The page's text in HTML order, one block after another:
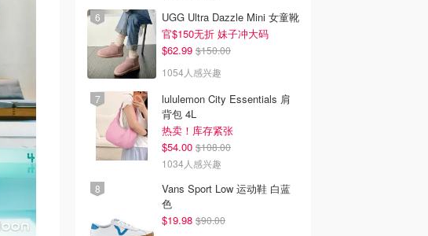
UGG Ultra Dazzle Mini 女童靴
官$150无折 妹子冲大码
$62.99 $150.00
1054人感兴趣
lululemon City Essentials 肩
背包 4L
热卖！库存紧张
$54.00 $108.00
1034人感兴趣
Vans Sport Low 运动鞋 白蓝
色
$19.98 $90.00